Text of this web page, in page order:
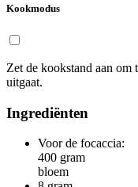
Kookmodus
Zet de kookstand aan
uitgaat.
Ingrediënten
Voor de focaccia:
400 gram
bloem